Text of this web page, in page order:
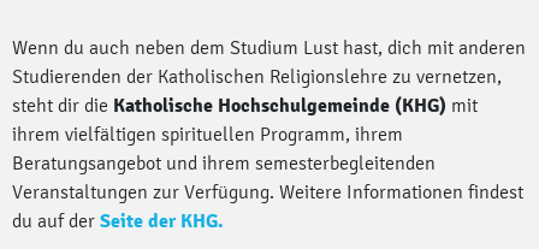
Wenn du auch neben dem Studium Lust hast, dich mit anderen
Studierenden der Katholischen Religionslehre zu vernetzen,
steht dir die Katholische Hochschulgemeinde (KHG) mit
ihrem vielfältigen spirituellen Programm, ihrem
Beratungsangebot und ihrem semesterbegleitenden
Veranstaltungen zur Verfügung. Weitere Informationen findest
du auf der Seite der KHG.